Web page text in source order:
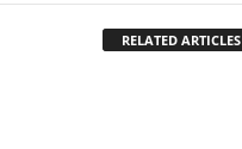
RELATED ARTICLES